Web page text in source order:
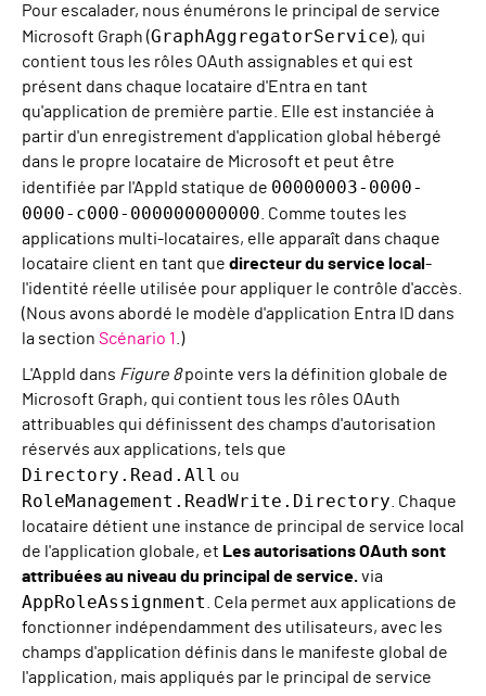
Pour escalader, nous énumérons le principal de service
Microsoft Graph (GraphAggregatorService), qui
contient tous les rôles OAuth assignables et qui est
présent dans chaque locataire d'Entra en tant
qu'application de première partie. Elle est instanciée à
partir d'un enregistrement d'application global hébergé
dans le propre locataire de Microsoft et peut être
identifiée par l'AppId statique de 00000003-0000-
0000-c000-000000000000. Comme toutes les
applications multi-locataires, elle apparaît dans chaque
locataire client en tant que directeur du service local -
l'identité réelle utilisée pour appliquer le contrôle d'accès.
(Nous avons abordé le modèle d'application Entra ID dans
la section Scénario 1 .)
L'AppId dans Figure 8pointe vers la définition globale de
Microsoft Graph, qui contient tous les rôles OAuth
attribuables qui définissent des champs d'autorisation
réservés aux applications, tels que
Directory.Read.All ou
RoleManagement.ReadWrite.Directory. Chaque
locataire détient une instance de principal de service local
de l'application globale, et Les autorisations OAuth sont
attribuées au niveau du principal de service.via
AppRoleAssignment. Cela permet aux applications de
fonctionner indépendamment des utilisateurs, avec les
champs d'application définis dans le manifeste global de
l'application, mais appliqués par le principal de service